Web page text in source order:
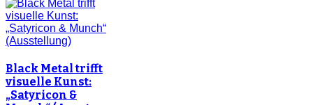
Black Metal trifft
visuelle Kunst:
„Satyricon &